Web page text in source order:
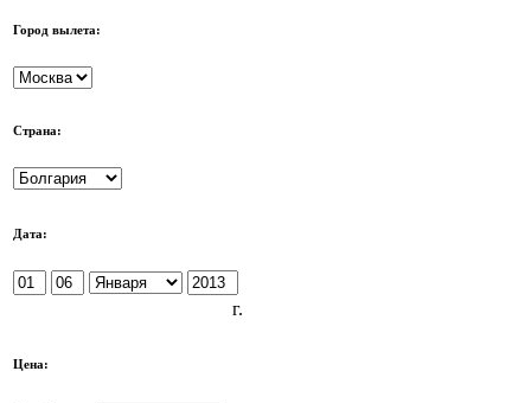
Город вылета:
Страна:
Дата:
г.
Цена: